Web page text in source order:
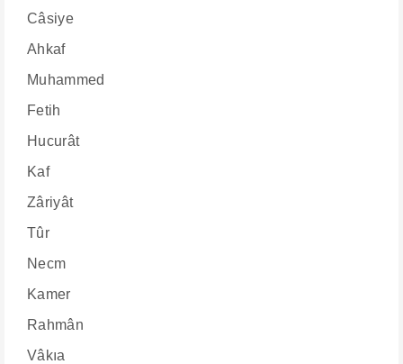
Câsiye
Ahkaf
Muhammed
Fetih
Hucurât
Kaf
Zâriyât
Tûr
Necm
Kamer
Rahmân
Vâkıa